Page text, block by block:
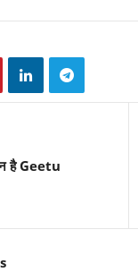
है Geetu